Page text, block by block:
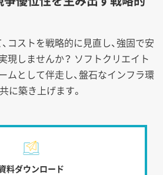
コストを戦略的に見直し、強固で安
現しませんか？ ソフトクリエイト
ムとして伴走し、盤石なインフラ環
に築き上げます。
料ダウンロード